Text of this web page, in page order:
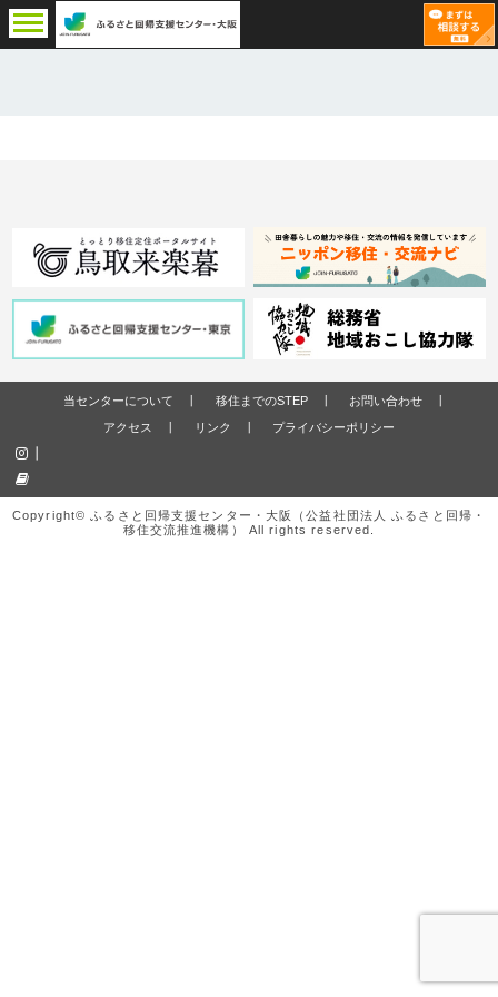
当センターについて 移住までのSTEP
お問い合わせ
アクセス
リンク プライバシーポリシー
Copyright© ふるさと回帰支援センター・大阪（公益社団法人 ふるさと回帰・
移住交流推進機構） All rights reserved.